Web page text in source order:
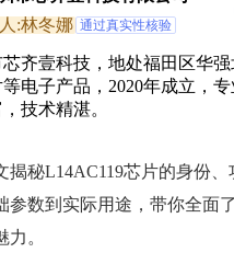
:林冬娜 通过真实性核验
齐壹科技，地处福田区华
电子产品，2020年成立，
技术精湛。
揭秘L14AC119芯片的身份
参数到实际用途，带你全面
力。